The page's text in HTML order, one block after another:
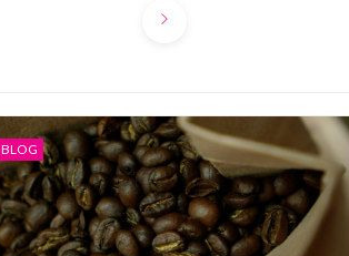
BLOG